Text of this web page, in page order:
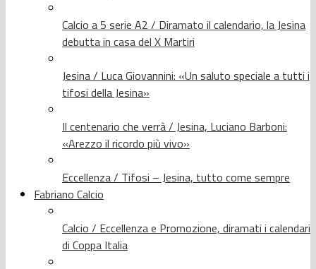
Calcio a 5 serie A2 / Diramato il calendario, la Jesina
debutta in casa del X Martiri
Jesina / Luca Giovannini: «Un saluto speciale a tutti i
tifosi della Jesina»
Il centenario che verrà / Jesina, Luciano Barboni:
«Arezzo il ricordo più vivo»
Eccellenza / Tifosi – Jesina, tutto come sempre
Fabriano Calcio
Calcio / Eccellenza e Promozione, diramati i calendari
di Coppa Italia